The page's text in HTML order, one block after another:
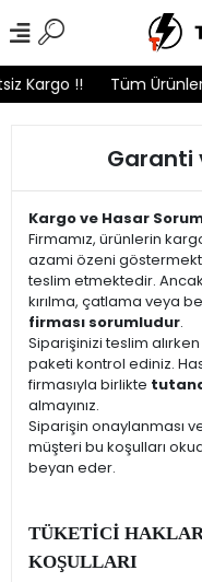
Kargo !! Tüm
Garanti
Kargo ve Hasar
Firmamız, ürünlerin
azami özeni
teslim etmektedir.
kırılma, çatlama veya
firması sorumludur.
Siparişinizi teslim
paketi kontrol ediniz.
firmasıyla birlikte
almayınız.
Siparişin onaylanması
müşteri bu koşulları
beyan eder.
TÜKETİCİ
KOŞULLARI